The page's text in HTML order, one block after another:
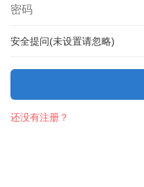
安全提问(未设置请忽略)
还没有注册？